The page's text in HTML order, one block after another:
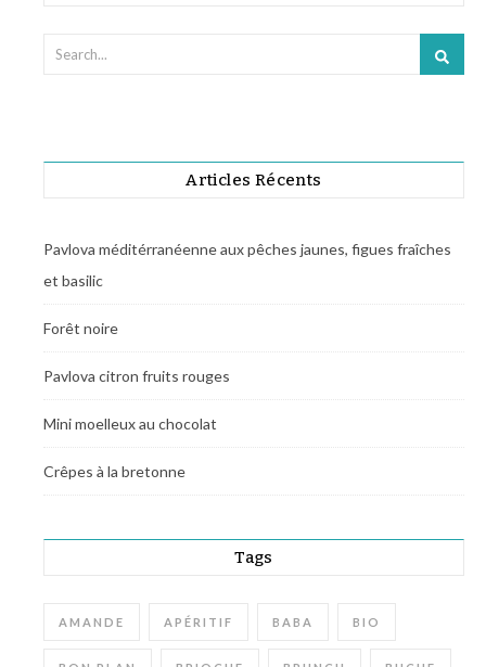
Articles Récents
Pavlova méditérranéenne aux pêches jaunes, figues fraîches
et basilic
Forêt noire
Pavlova citron fruits rouges
Mini moelleux au chocolat
Crêpes à la bretonne
Tags
AMANDE APÉRITIF BABA BIO